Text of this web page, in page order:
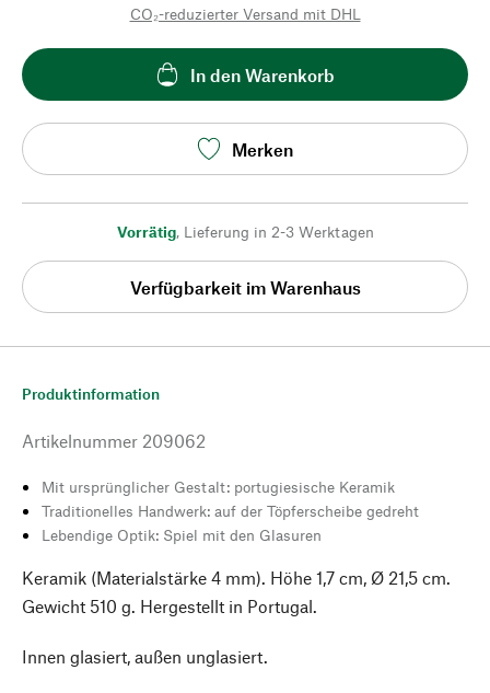
CO₂-reduzierter Versand mit DHL
In den Warenkorb
Merken
Vorrätig, Lieferung in 2-3 Werktagen
Verfügbarkeit im Warenhaus
Produktinformation
Artikelnummer 209062
Mit ursprünglicher Gestalt: portugiesische Keramik
Traditionelles Handwerk: auf der Töpferscheibe gedreht
Lebendige Optik: Spiel mit den Glasuren
Keramik (Materialstärke 4 mm). Höhe 1,7 cm, Ø 21,5 cm.
Gewicht 510 g. Hergestellt in Portugal.
Innen glasiert, außen unglasiert.